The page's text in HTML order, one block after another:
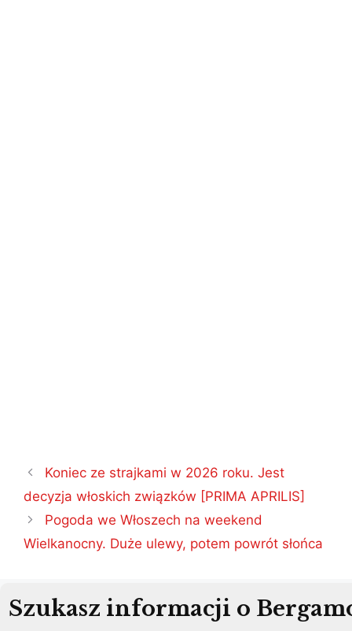
Nawigacja
wpisu
Koniec ze strajkami w 2026 roku. Jest
decyzja włoskich związków [PRIMA APRILIS]
Pogoda we Włoszech na weekend
Wielkanocny. Duże ulewy, potem powrót słońca
Szukasz informacji o